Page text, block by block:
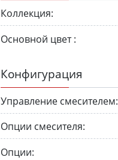
Коллекция:
Основной цвет :
Конфигурация
Управление смесителем:
Опции смесителя:
Опции: